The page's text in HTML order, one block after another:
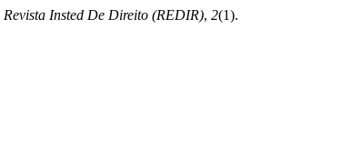
Revista Insted De Direito (REDIR), 2(1).